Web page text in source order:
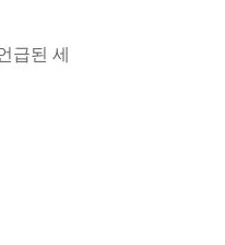
급된 세